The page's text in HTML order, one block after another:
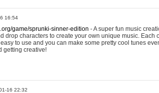
16:54
game/sprunki-sinner-edition - A super fun music
drop characters to create your own unique music. Each
to use and you can make some pretty cool tunes
getting creative!
16 22:32